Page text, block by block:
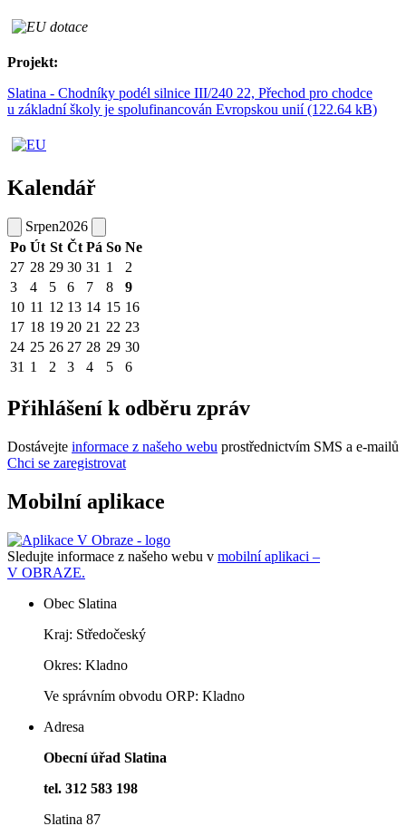
Projekt:
Slatina - Chodníky podél silnice III/240 22, Přechod pro chodce
u základní školy je spolufinancován Evropskou unií (122.64 kB)
Kalendář
Srpen2026
Po Út St Čt Pá So Ne
27 28 29 30 31 1
2
3
4 5 6 7 8
9
10 11 12 13 14 15 16
17 18 19 20 21 22 23
24 25 26 27 28 29 30
31 1 2 3 4 5 6
Přihlášení k odběru zpráv
Dostávejte informace z našeho webu prostřednictvím SMS a e-mailů
Chci se zaregistrovat
Mobilní aplikace
Sledujte informace z našeho webu v mobilní aplikaci –
V OBRAZE.
Obec Slatina
Kraj: Středočeský
Okres: Kladno
Ve správním obvodu ORP: Kladno
Adresa
Obecní úřad Slatina
tel. 312 583 198
Slatina 87